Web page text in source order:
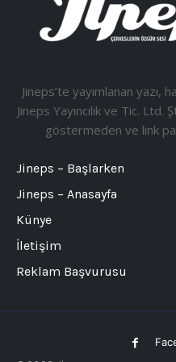
Jineps’te yayımlanan yazı,
Jineps Yayıncılık ve Tic.
göstermeden ve link
Jineps – Başlarken
Jineps – Anasayfa
Künye
İletişim
Reklam Başvurusu